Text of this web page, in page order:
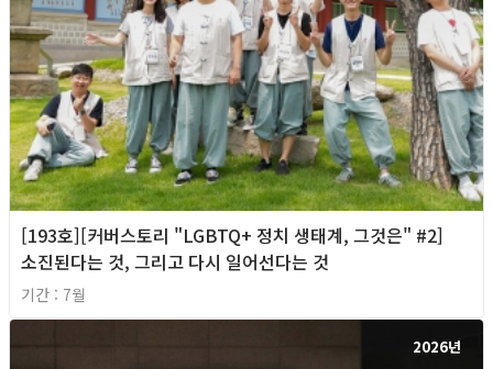
[193호][커버스토리 "LGBTQ+ 정치 생태계, 그것은" #2]
소진된다는 것, 그리고 다시 일어선다는 것
기간 : 7월
2026년